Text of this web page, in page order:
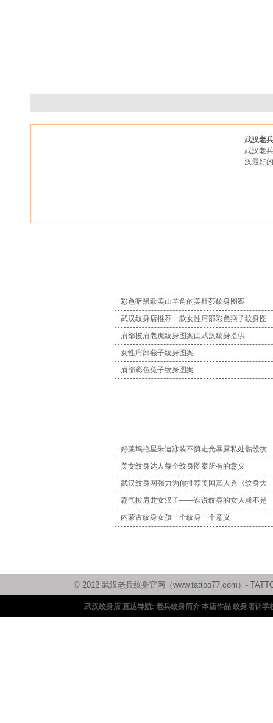
武汉老
武汉老
汉最好
彩色暗黑欧美山羊角的美杜莎纹身图案
武汉纹身店推荐一款女性肩部彩色燕子纹身图
肩部披肩老虎纹身图案由武汉纹身提供
女性肩部燕子纹身图案
肩部彩色兔子纹身图案
好莱坞艳星朱迪泳装不慎走光暴露私处骷髅纹
美女纹身达人每个纹身图案所有的意义
武汉纹身网强力为你推荐美国真人秀《纹身大
霸气披肩龙女汉子——谁说纹身的女人就不是
内蒙古纹身女孩一个纹身一个意义
© 2012 武汉老兵纹身官网（www.tattoo77.com）-
武汉纹身店 直达导航: 老兵纹身简介 本店作品 纹身培训学